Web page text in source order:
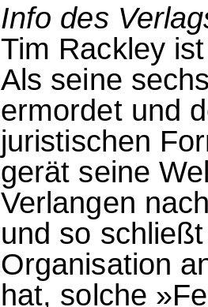
Info des
Tim Rackley
Als seine
ermordet und
juristischen
gerät seine
Verlangen
und so
Organisation
hat, solche